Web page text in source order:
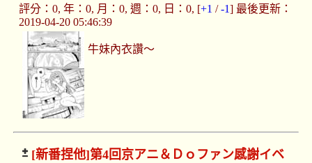
評分：0, 年：0, 月：0, 週：0, 日：0, [+1 /-1] 最後更新：
2019-04-20 05:46:39
牛妹內衣讚～
[新番捏他]第4回京アニ＆Ｄｏファン感謝イベ